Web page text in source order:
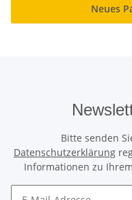
Neues
Bitte senden
Datenschutzerklärung
Informationen zu